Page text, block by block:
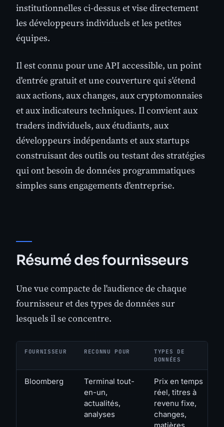
institutionnelles ci-dessus et vise directement
les développeurs individuels et les petites
équipes.
Il est connu pour une API accessible, un point
d'entrée gratuit et une couverture qui s'étend
aux actions, aux changes, aux cryptomonnaies
et aux indicateurs techniques. Il convient aux
traders individuels, aux étudiants, aux
développeurs indépendants et aux startups
construisant des outils ou testant des stratégies
qui ont besoin de données programmatiques
simples sans engagements d'entreprise.
Résumé des fournisseurs
Une vue compacte de l'audience de chaque
fournisseur et des types de données sur
lesquels il se concentre.
FOURNISSEUR RECONNU POUR
TYPES DE
DONNÉES
Bloomberg
Terminal tout-
en-un,
actualités,
analyses
Prix en temps
réel, titres à
revenu fixe,
changes,